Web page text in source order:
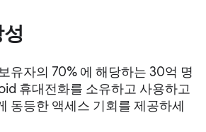
유자의 70% 에 해당하는 30억 명
휴대전화를 소유하고 사용하고
동등한 액세스 기회를 제공하세